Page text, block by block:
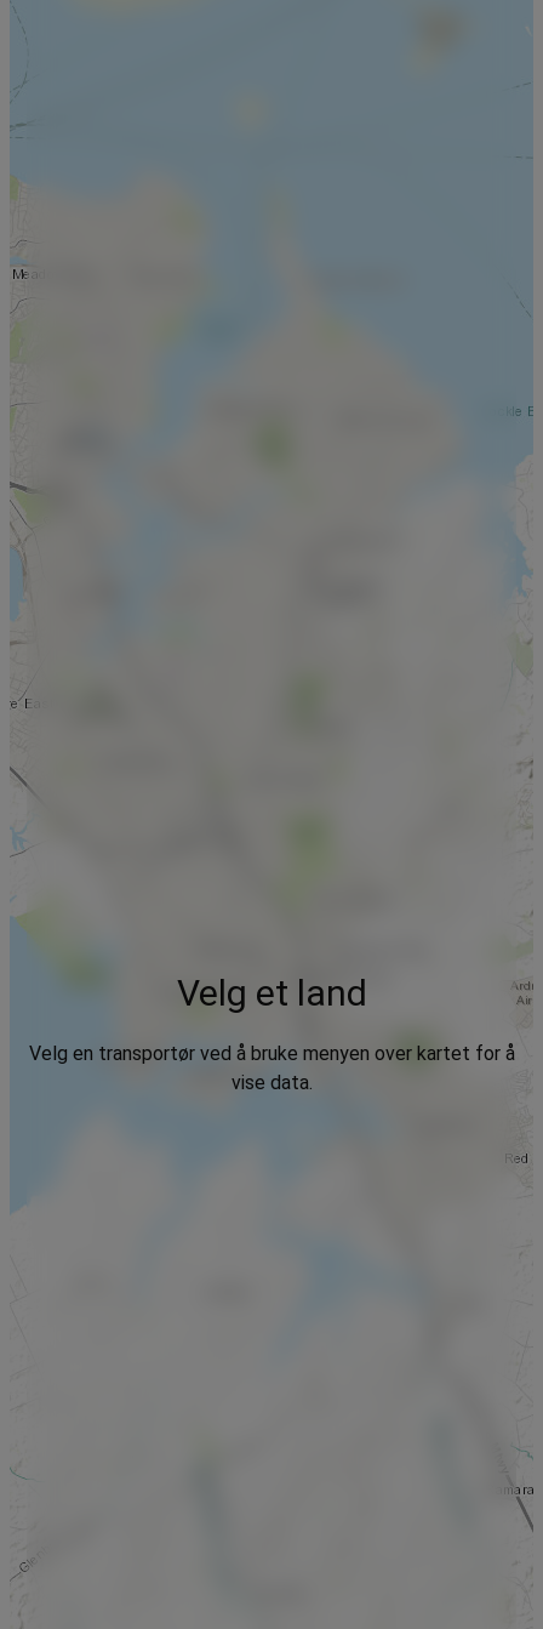
Velg et land
Velg en transportør ved å bruke menyen over kartet for å
vise data.